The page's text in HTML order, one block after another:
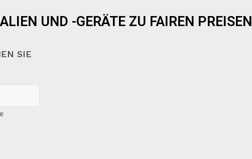
UND -GERÄTE ZU FAIREN PREISEN
SIE